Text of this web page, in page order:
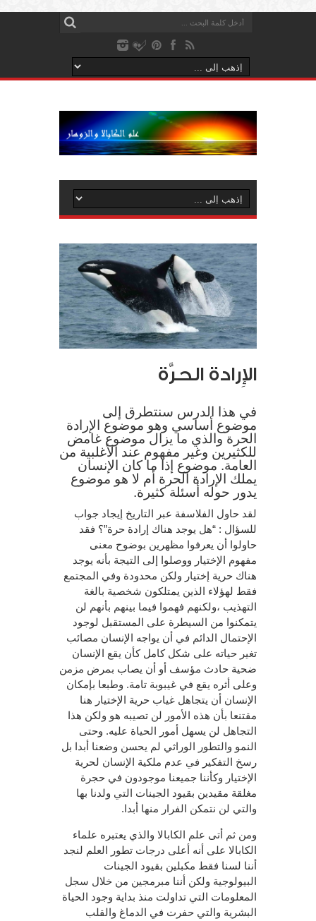
الإِرادة الحرَّة
في هذا الدرس سنتطرق إلى
موضوع أساسي وهو موضوع الإرادة
الحرة والذي ما يزال موضوع غامض
للكثيرين وغير مفهوم عند الأغلبية من
العامة. موضوع إذا ما كان الإنسان
يملك الإرادة الحرة أم لا هو موضوع
يدور حوله أسئلة كثيرة.
لقد حاول الفلاسفة عبر التاريخ إيجاد جواب
للسؤال : “هل يوجد هناك إرادة حرة”؟ فقد
حاولوا أن يعرفوا مظهرين بوضوح معنى
مفهوم الإختيار ووصلوا إلى التيجة بأنه يوجد
هناك حرية إختيار ولكن محدودة وفي المجتمع
فقط لهؤلاء الذين يمتلكون شخصية بالغة
التهذيب ،ولكنهم فهموا فيما بينهم بأنهم لن
يتمكنوا من السيطرة على المستقبل لوجود
الإحتمال الدائم في أن يواجه الإنسان مصائب
تغير حياته على شكل كامل كأن يقع الإنسان
ضحية حادث مؤسف أو أن يصاب بمرض مزمن
وعلى أثره يقع في غيبوبة تامة. وطبعا بإمكان
الإنسان أن يتجاهل غياب حرية الإختيار هنا
مقتنعا بأن هذه الأمور لن تصيبه هو ولكن هذا
التجاهل لن يسهل أمور الحياة عليه. وحتى
النمو والتطور الوراثي لم يحسن وضعنا أبدا بل
رسخ التفكير في عدم ملكية الإنسان لحرية
الإختيار وكأننا جميعنا موجودون في حجرة
مغلقة مقيدين بقيود الجينات التي ولدنا بها
والتي لن نتمكن الفرار منها أبدا.
ومن ثم أتى علم الكابالا والذي يعتبره علماء
الكابالا على أنه أعلى درجات تطور العلم لنجد
أننا لسنا فقط مكبلين بقيود الجينات
البيولوجية ولكن أننا مبرمجين من خلال سجل
المعلومات التي تداولت منذ بداية وجود الحياة
البشرية والتي حفرت في الدماغ والقلب